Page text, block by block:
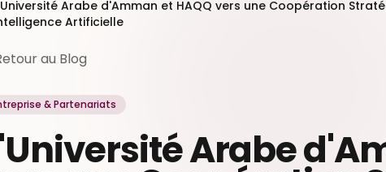
Arabe d'Amman et HAQQ vers une Coopération
Artificielle
au Blog
& Partenariats
Arabe